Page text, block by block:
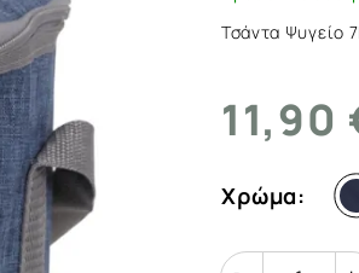
Τσάντα Ψυγείο
11,90
Χρώμα: